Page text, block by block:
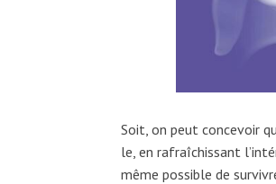
Soit, on peut concevoir
le, en rafraîchissant
même possible de